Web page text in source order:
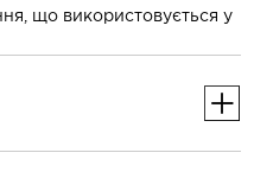
що використовується у